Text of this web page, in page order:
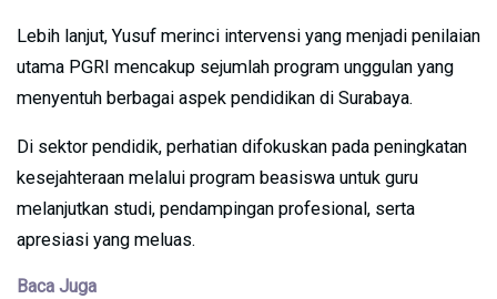
Lebih lanjut, Yusuf merinci intervensi yang menjadi penilaian
utama PGRI mencakup sejumlah program unggulan yang
menyentuh berbagai aspek pendidikan di Surabaya.
Di sektor pendidik, perhatian difokuskan pada peningkatan
kesejahteraan melalui program beasiswa untuk guru
melanjutkan studi, pendampingan profesional, serta
apresiasi yang meluas.
Baca Juga